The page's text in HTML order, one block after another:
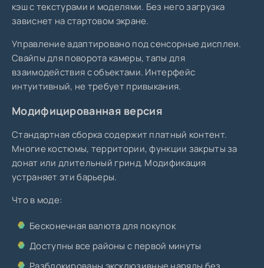
кэш с текстурами и моделями. Без него загрузка
зависнет на стартовом экране.
Управление адаптировано под сенсорные дисплеи.
Свайпы для поворота камеры, тапы для
взаимодействия с объектами. Интерфейс
интуитивный, не требует привыкания.
Модифицированная версия
Стандартная сборка содержит платный контент.
Многие костюмы, территории, функции закрыты за
донат или длительный гринд. Модификация
устраняет эти барьеры.
Что в моде:
Бесконечная валюта для покупок
Доступны все районы с первой минуты